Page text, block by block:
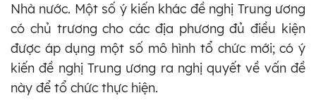
Nhà nước. Một số ý kiến khác đề nghị Trung ương
có chủ trương cho các địa phương đủ điều kiện
được áp dụng một số mô hình tổ chức mới; có ý
kiến đề nghị Trung ương ra nghị quyết về vấn đề
này để tổ chức thực hiện.